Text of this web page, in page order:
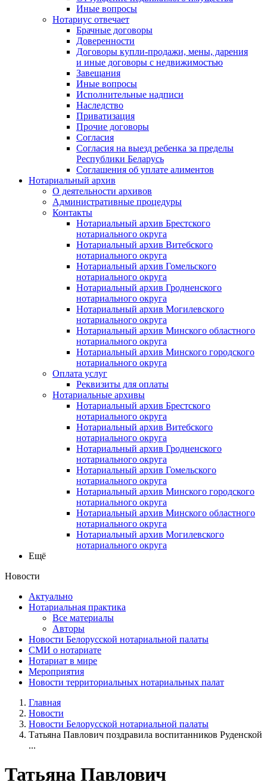
Иные вопросы
Нотариус отвечает
Брачные договоры
Доверенности
Договоры купли-продажи, мены, дарения
и иные договоры с недвижимостью
Завещания
Иные вопросы
Исполнительные надписи
Наследство
Приватизация
Прочие договоры
Согласия
Согласия на выезд ребенка за пределы
Республики Беларусь
Соглашения об уплате алиментов
Нотариальный архив
О деятельности архивов
Административные процедуры
Контакты
Нотариальный архив Брестского
нотариального округа
Нотариальный архив Витебского
нотариального округа
Нотариальный архив Гомельского
нотариального округа
Нотариальный архив Гродненского
нотариального округа
Нотариальный архив Могилевского
нотариального округа
Нотариальный архив Минского областного
нотариального округа
Нотариальный архив Минского городского
нотариального округа
Оплата услуг
Реквизиты для оплаты
Нотариальные архивы
Нотариальный архив Брестского
нотариального округа
Нотариальный архив Витебского
нотариального округа
Нотариальный архив Гродненского
нотариального округа
Нотариальный архив Гомельского
нотариального округа
Нотариальный архив Минского городского
нотариального округа
Нотариальный архив Минского областного
нотариального округа
Нотариальный архив Могилевского
нотариального округа
Ещё
Новости
Актуально
Нотариальная практика
Все материалы
Авторы
Новости Белорусской нотариальной палаты
СМИ о нотариате
Нотариат в мире
Мероприятия
Новости территориальных нотариальных палат
Главная
Новости
Новости Белорусской нотариальной палаты
Татьяна Павлович поздравила воспитанников Руденской
...
Татьяна Павлович